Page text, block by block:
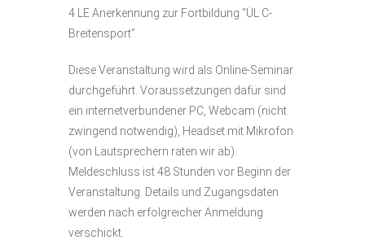
4 LE Anerkennung zur Fortbildung “ÜL C-
Breitensport”
Diese Veranstaltung wird als Online-Seminar
durchgeführt. Voraussetzungen dafür sind
ein internetverbundener PC, Webcam (nicht
zwingend notwendig), Headset mit Mikrofon
(von Lautsprechern raten wir ab).
Meldeschluss ist 48 Stunden vor Beginn der
Veranstaltung. Details und Zugangsdaten
werden nach erfolgreicher Anmeldung
verschickt.